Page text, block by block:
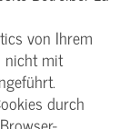
von Ihrem
nicht mit
durch